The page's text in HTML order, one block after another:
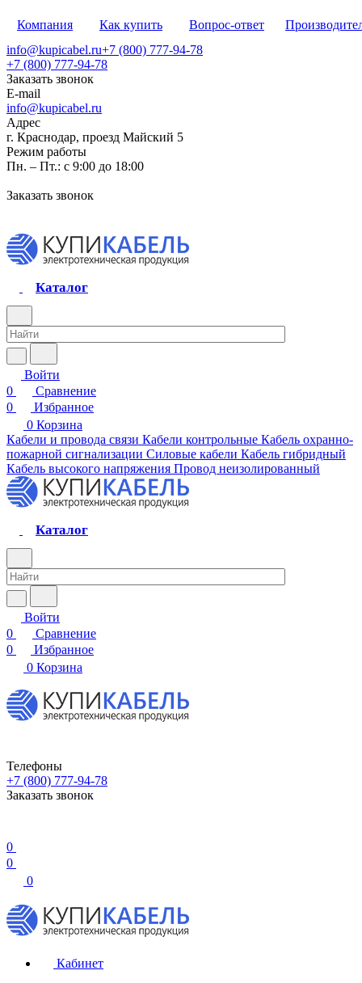
Компания Как купить Вопрос-ответ
info@kupicabel.ru+7 (800) 777-94-78
+7 (800) 777-94-78
Заказать звонок
E-mail
info@kupicabel.ru
Адрес
г. Краснодар, проезд Майский 5
Режим работы
Пн. – Пт.: с 9:00 до 18:00
Заказать звонок
Каталог
Войти
0
Сравнение
0
Избранное
0 Корзина
Кабели и провода связи Кабели контрольные Кабель охранно-
пожарной сигнализации Силовые кабели Кабель гибридный
Кабель высокого напряжения Провод неизолированный
Каталог
Войти
0
Сравнение
0
Избранное
0 Корзина
Телефоны
+7 (800) 777-94-78
Заказать звонок
0
0
0
Кабинет